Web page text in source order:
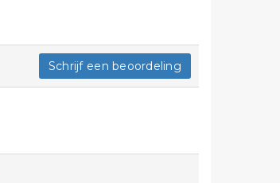
Schrijf een beoordeling